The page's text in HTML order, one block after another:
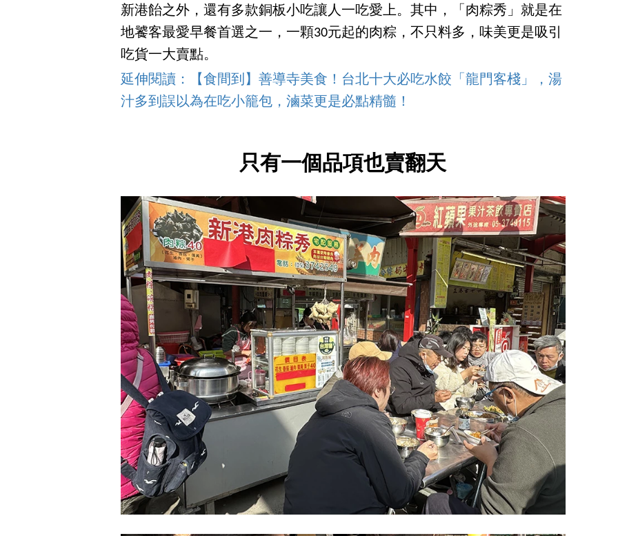
新港飴之外，還有多款銅板小吃讓人一吃愛上。其中，「肉粽秀」就是在
地饕客最愛早餐首選之一，一顆30元起的肉粽，不只料多，味美更是吸引
吃貨一大賣點。
延伸閱讀：【食間到】善導寺美食！台北十大必吃水餃「龍門客棧」，湯
汁多到誤以為在吃小籠包，滷菜更是必點精髓！
只有一個品項也賣翻天